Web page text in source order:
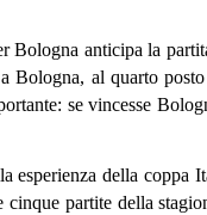
Bologna anticipa la
Bologna, al quarto
se vincesse
esperienza della coppa
cinque partite della